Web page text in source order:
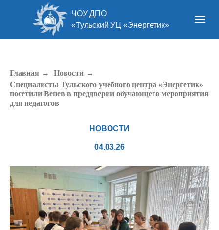
ЧОУ ДПО
«Тульский УЦ «Энергетик»
Главная → Новости →
Специалисты Тульского учебного центра «Энергетик»
посетили Венев в преддверии обучающего мероприятия
для педагогов
НОВОСТИ
04.03.26